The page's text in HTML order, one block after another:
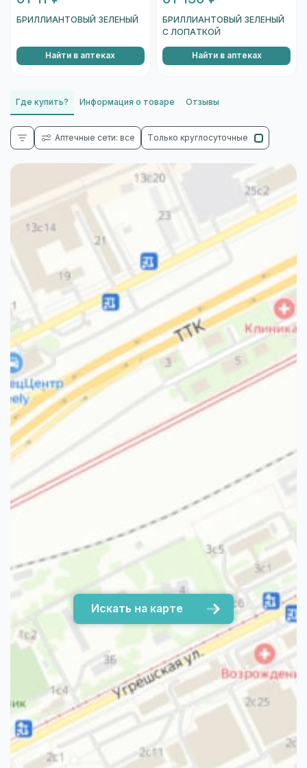
БРИЛЛИАНТОВЫЙ ЗЕЛЕНЫЙ
Найти в аптеках
БРИЛЛИАНТОВЫЙ ЗЕЛЕНЫЙ
С ЛОПАТКОЙ
Найти в аптеках
Где купить? Информация о товаре Отзывы
Аптечные сети: все Только круглосуточные
Искать на карте